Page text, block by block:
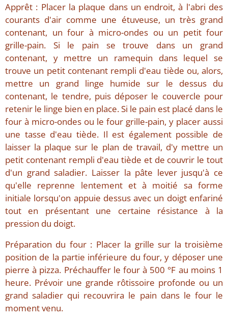
Apprêt : Placer la plaque dans un endroit, à l'abri des
courants d'air comme une étuveuse, un très grand
contenant, un four à micro-ondes ou un petit four
grille-pain. Si le pain se trouve dans un grand
contenant, y mettre un ramequin dans lequel se
trouve un petit contenant rempli d'eau tiède ou, alors,
mettre un grand linge humide sur le dessus du
contenant, le tendre, puis déposer le couvercle pour
retenir le linge bien en place. Si le pain est placé dans le
four à micro-ondes ou le four grille-pain, y placer aussi
une tasse d'eau tiède. Il est également possible de
laisser la plaque sur le plan de travail, d'y mettre un
petit contenant rempli d'eau tiède et de couvrir le tout
d'un grand saladier. Laisser la pâte lever jusqu'à ce
qu'elle reprenne lentement et à moitié sa forme
initiale lorsqu'on appuie dessus avec un doigt enfariné
tout en présentant une certaine résistance à la
pression du doigt.
Préparation du four : Placer la grille sur la troisième
position de la partie inférieure du four, y déposer une
pierre à pizza. Préchauffer le four à 500 °F au moins 1
heure. Prévoir une grande rôtissoire profonde ou un
grand saladier qui recouvrira le pain dans le four le
moment venu.